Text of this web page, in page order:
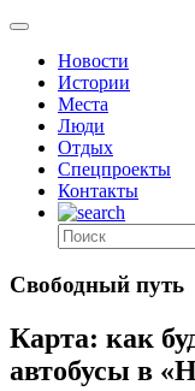
Новости
Истории
Места
Люди
Отдых
Спецпроекты
Контакты
Свободный путь
Карта: как
автобусы в